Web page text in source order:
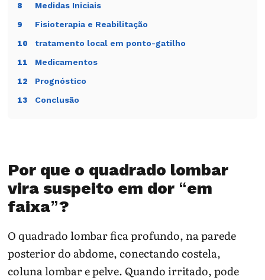
8 Medidas Iniciais
9 Fisioterapia e Reabilitação
10 tratamento local em ponto-gatilho
11 Medicamentos
12 Prognóstico
13 Conclusão
Por que o quadrado lombar
vira suspeito em dor “em
faixa”?
O quadrado lombar fica profundo, na parede
posterior do abdome, conectando costela,
coluna lombar e pelve. Quando irritado, pode